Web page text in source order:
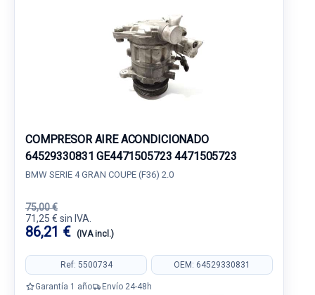
COMPRESOR AIRE ACONDICIONADO
64529330831 GE4471505723 4471505723
BMW SERIE 4 GRAN COUPE (F36) 2.0
75,00 €
71,25 € sin IVA.
86,21 € (IVA incl.)
Ref: 5500734 OEM: 64529330831
Garantía 1 año Envío 24-48h